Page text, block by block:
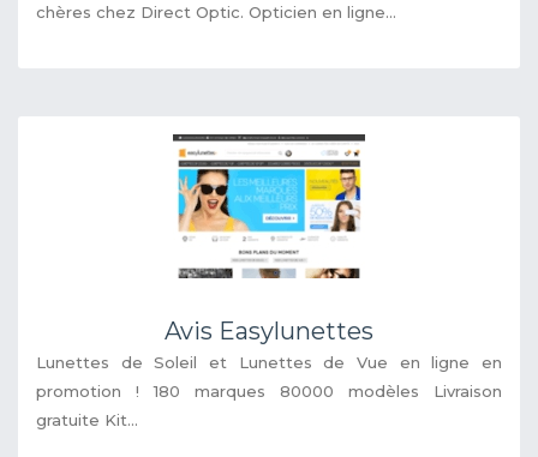
chères chez Direct Optic. Opticien en ligne...
Avis Easylunettes
Lunettes de Soleil et Lunettes de Vue en ligne en
promotion ! 180 marques 80000 modèles Livraison
gratuite Kit...